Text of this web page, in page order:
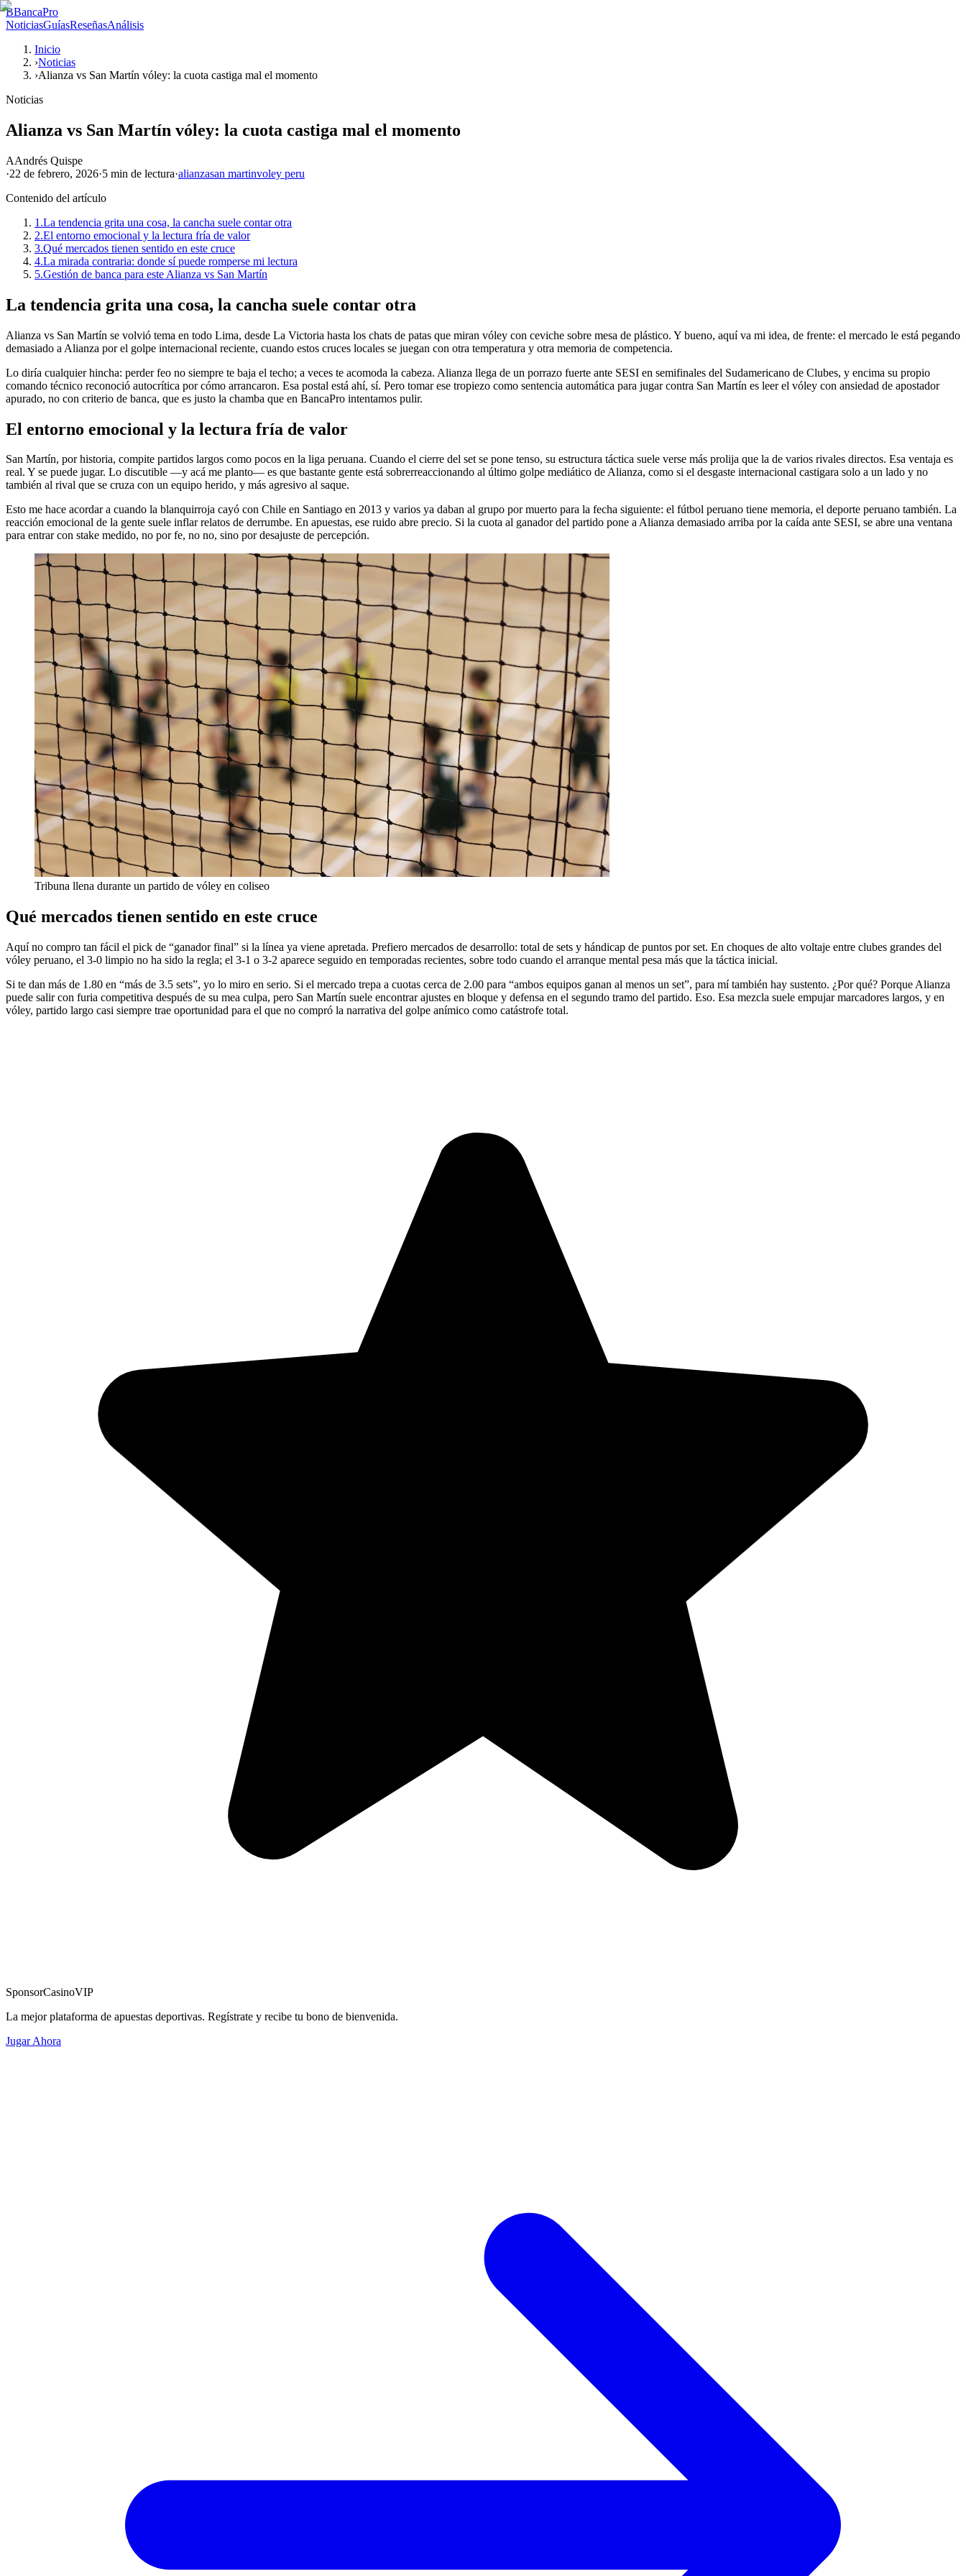
BBancaPro
NoticiasGuíasReseñasAnálisis
Inicio
›Noticias
›Alianza vs San Martín vóley: la cuota castiga mal el momento
Noticias
Alianza vs San Martín vóley: la cuota castiga mal el momento
AAndrés Quispe
·22 de febrero, 2026·5 min de lectura·alianzasan martinvoley peru
Contenido del artículo
1.La tendencia grita una cosa, la cancha suele contar otra
2.El entorno emocional y la lectura fría de valor
3.Qué mercados tienen sentido en este cruce
4.La mirada contraria: donde sí puede romperse mi lectura
5.Gestión de banca para este Alianza vs San Martín
La tendencia grita una cosa, la cancha suele contar otra
Alianza vs San Martín se volvió tema en todo Lima, desde La Victoria hasta los chats de patas que miran vóley con ceviche sobre mesa de plástico. Y bueno, aquí va mi idea, de frente: el mercado le está pegando
demasiado a Alianza por el golpe internacional reciente, cuando estos cruces locales se juegan con otra temperatura y otra memoria de competencia.
Lo diría cualquier hincha: perder feo no siempre te baja el techo; a veces te acomoda la cabeza. Alianza llega de un porrazo fuerte ante SESI en semifinales del Sudamericano de Clubes, y encima su propio
comando técnico reconoció autocrítica por cómo arrancaron. Esa postal está ahí, sí. Pero tomar ese tropiezo como sentencia automática para jugar contra San Martín es leer el vóley con ansiedad de apostador
apurado, no con criterio de banca, que es justo la chamba que en BancaPro intentamos pulir.
El entorno emocional y la lectura fría de valor
San Martín, por historia, compite partidos largos como pocos en la liga peruana. Cuando el cierre del set se pone tenso, su estructura táctica suele verse más prolija que la de varios rivales directos. Esa ventaja es
real. Y se puede jugar. Lo discutible —y acá me planto— es que bastante gente está sobrerreaccionando al último golpe mediático de Alianza, como si el desgaste internacional castigara solo a un lado y no
también al rival que se cruza con un equipo herido, y más agresivo al saque.
Esto me hace acordar a cuando la blanquirroja cayó con Chile en Santiago en 2013 y varios ya daban al grupo por muerto para la fecha siguiente: el fútbol peruano tiene memoria, el deporte peruano también. La
reacción emocional de la gente suele inflar relatos de derrumbe. En apuestas, ese ruido abre precio. Si la cuota al ganador del partido pone a Alianza demasiado arriba por la caída ante SESI, se abre una ventana
para entrar con stake medido, no por fe, no no, sino por desajuste de percepción.
Tribuna llena durante un partido de vóley en coliseo
Qué mercados tienen sentido en este cruce
Aquí no compro tan fácil el pick de “ganador final” si la línea ya viene apretada. Prefiero mercados de desarrollo: total de sets y hándicap de puntos por set. En choques de alto voltaje entre clubes grandes del
vóley peruano, el 3-0 limpio no ha sido la regla; el 3-1 o 3-2 aparece seguido en temporadas recientes, sobre todo cuando el arranque mental pesa más que la táctica inicial.
Si te dan más de 1.80 en “más de 3.5 sets”, yo lo miro en serio. Si el mercado trepa a cuotas cerca de 2.00 para “ambos equipos ganan al menos un set”, para mí también hay sustento. ¿Por qué? Porque Alianza
puede salir con furia competitiva después de su mea culpa, pero San Martín suele encontrar ajustes en bloque y defensa en el segundo tramo del partido. Eso. Esa mezcla suele empujar marcadores largos, y en
vóley, partido largo casi siempre trae oportunidad para el que no compró la narrativa del golpe anímico como catástrofe total.
SponsorCasinoVIP
La mejor plataforma de apuestas deportivas. Regístrate y recibe tu bono de bienvenida.
Jugar Ahora